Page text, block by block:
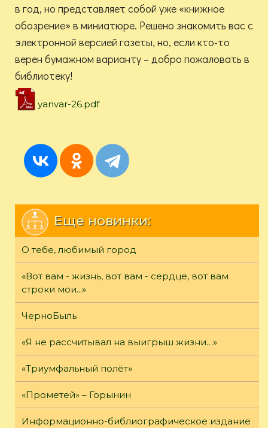
в год, но представляет собой уже «книжное
обозрение» в миниатюре. Решено знакомить вас с
электронной версией газеты, но, если кто-то
верен бумажном варианту – добро пожаловать в
библиотеку!
yanvar-26.pdf
Еще новинки:
О тебе, любимый город
«Вот вам - жизнь, вот вам - сердце, вот вам
строки мои...»
ЧерноБыль
«Я не рассчитывал на выигрыш жизни…»
«Триумфальный полёт»
«Прометей» – Горынин
Информационно-библиографическое издание